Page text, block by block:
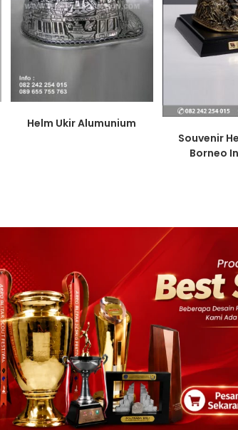
Helm Ukir Alumunium
Souvenir
Borneo